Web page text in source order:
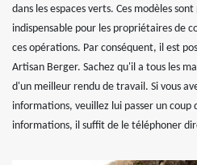
dans les espaces verts. Ces modèles
indispensable pour les propriétaires de
ces opérations. Par conséquent, il est
Artisan Berger. Sachez qu'il a tous les
d'un meilleur rendu de travail. Si vous
informations, veuillez lui passer un coup
informations, il suffit de le téléphoner